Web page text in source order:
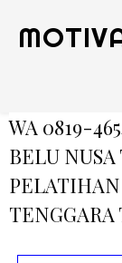
WA 0819-
BELU